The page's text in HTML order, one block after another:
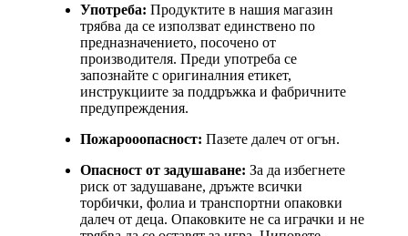
Употреба: Продуктите в нашия магазин
трябва да се използват единствено по
предназначението, посочено от
производителя. Преди употреба се
запознайте с оригиналния етикет,
инструкциите за поддръжка и фабричните
предупреждения.
Пожарооопасност: Пазете далеч от огън.
Опасност от задушаване: За да избегнете
риск от задушаване, дръжте всички
торбички, фолиа и транспортни опаковки
далеч от деца. Опаковките не са играчки и не